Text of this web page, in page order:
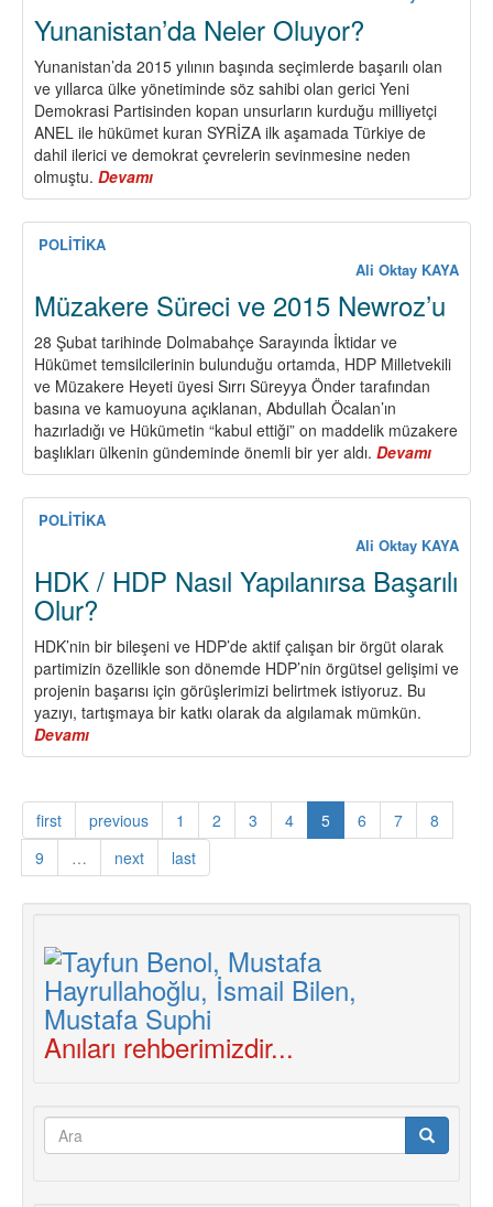
Yunanistan’da Neler Oluyor?
Yunanistan’da 2015 yılının başında seçimlerde başarılı olan
ve yıllarca ülke yönetiminde söz sahibi olan gerici Yeni
Demokrasi Partisinden kopan unsurların kurduğu milliyetçi
ANEL ile hükümet kuran SYRİZA ilk aşamada Türkiye de
dahil ilerici ve demokrat çevrelerin sevinmesine neden
olmuştu. Devamı
Yunanistan’da
Neler
POLİTİKA
Ali Oktay KAYA
Müzakere Süreci ve 2015 Newroz’u
28 Şubat tarihinde Dolmabahçe Sarayında İktidar ve
Hükümet temsilcilerinin bulunduğu ortamda, HDP Milletvekili
ve Müzakere Heyeti üyesi Sırrı Süreyya Önder tarafından
basına ve kamuoyuna açıklanan, Abdullah Öcalan’ın
hazırladığı ve Hükümetin “kabul ettiği” on maddelik müzakere
başlıkları ülkenin gündeminde önemli bir yer aldı. Devamı
Süreci
2015
POLİTİKA
Ali Oktay KAYA
HDK / HDP Nasıl Yapılanırsa Başarılı
Olur?
HDK’nin bir bileşeni ve HDP’de aktif çalışan bir örgüt olarak
partimizin özellikle son dönemde HDP’nin örgütsel gelişimi ve
projenin başarısı için görüşlerimizi belirtmek istiyoruz. Bu
yazıyı, tartışmaya bir katkı olarak da algılamak mümkün.
Devamı
HDK
HDP
Nasıl
Yapılanırsa
Başarılı
first previous 1 2 3 4 5 6 7
8
9
… next last
Anıları rehberimizdir...
Arama